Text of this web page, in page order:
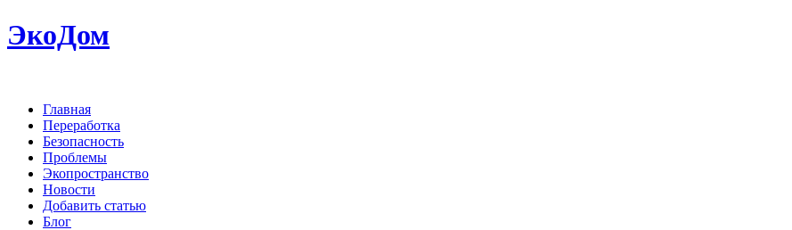
ЭкоДом
Главная
Переработка
Безопасность
Проблемы
Экопространство
Новости
Добавить статью
Блог